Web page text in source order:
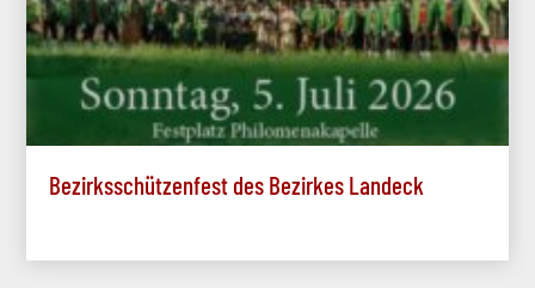
Bezirksschützenfest des Bezirkes Landeck